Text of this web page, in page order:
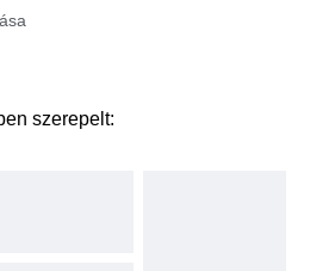
szerepelt: